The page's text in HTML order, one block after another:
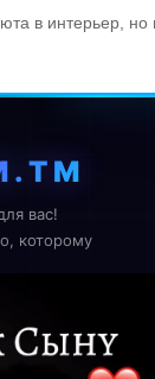
в интерьер,
вас!
которому